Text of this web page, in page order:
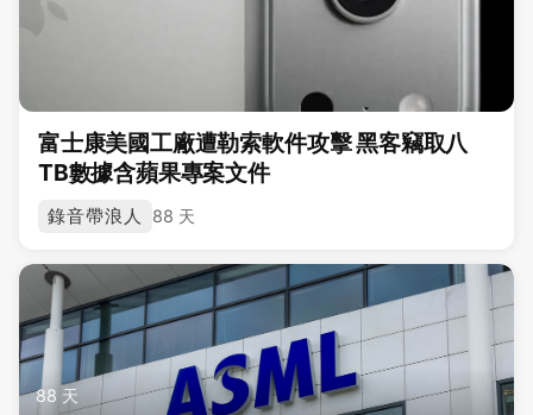
富士康美國工廠遭勒索軟件攻擊 黑客竊取八
TB數據含蘋果專案文件
錄音帶浪人 88 天
88 天